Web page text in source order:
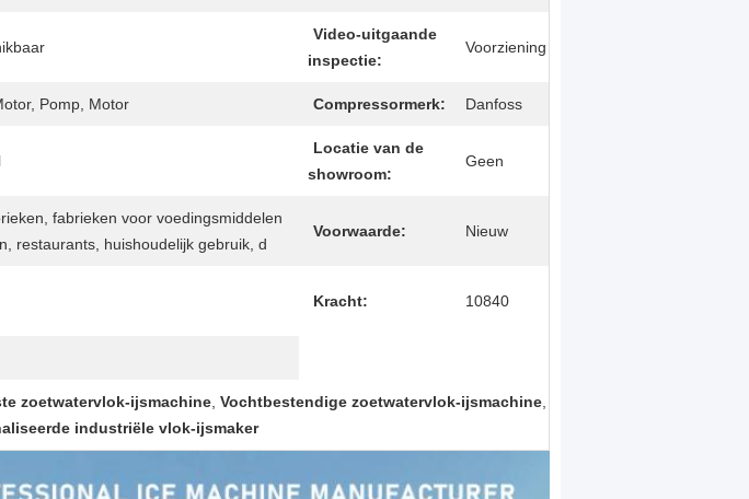
Video-uitgaande
inspectie:
Voorziening
Pomp, Motor Compressormerk: Danfoss
Locatie van de
showroom:
Geen
fabrieken voor voedingsmiddelen
restaurants, huishoudelijk gebruik, d
Voorwaarde: Nieuw
Kracht: 10840
zoetwatervlok-ijsmachine Vochtbestendige zoetwatervlok-ijsmachine
industriële vlok-ijsmaker